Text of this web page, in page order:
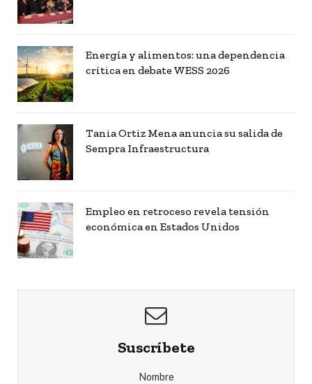
Energía y alimentos: una dependencia
crítica en debate WESS 2026
Tania Ortiz Mena anuncia su salida de
Sempra Infraestructura
Empleo en retroceso revela tensión
económica en Estados Unidos
Suscríbete
Nombre